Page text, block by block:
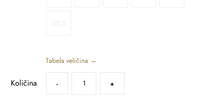
Tabela veličina →
Količina - +